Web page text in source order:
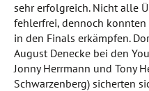
sehr erfolgreich. Nicht alle
fehlerfrei, dennoch
in den Finals erkämpfen.
August Denecke bei den
Jonny Herrmann und Tony
Schwarzenberg) sicherten